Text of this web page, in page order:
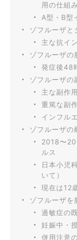
用の仕組み
A型・B型
ゾフルーザと
主な抗イ
ゾフルーザの
発症後48
ゾフルーザの
主な副作
重篤な副
インフル
ゾフルーザの
2018〜
ルス
日本小児
いて）
現在は12
ゾフルーザを
過敏症の
妊娠中・
併用注意